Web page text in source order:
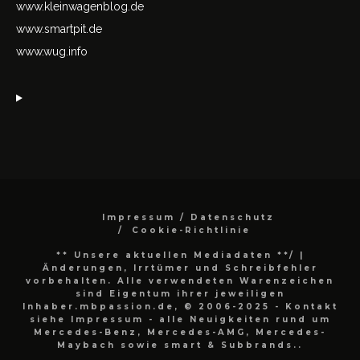
www.kleinwagenblog.de
www.smartpit.de
www.wug.info
Impressum / Datenschutz
Cookie-Richtlinie
** Unsere aktuellen Mediadaten **/
|
Änderungen, Irrtümer und Schreibfehler
vorbehalten. Alle verwendeten Warenzeichen
sind Eigentum ihrer jeweiligen
Inhaber.mbpassion.de, © 2006-2025 - Kontakt
siehe Impressum - alle Neuigkeiten rund um
Mercedes-Benz, Mercedes-AMG, Mercedes-
Maybach sowie smart & Subbrands..